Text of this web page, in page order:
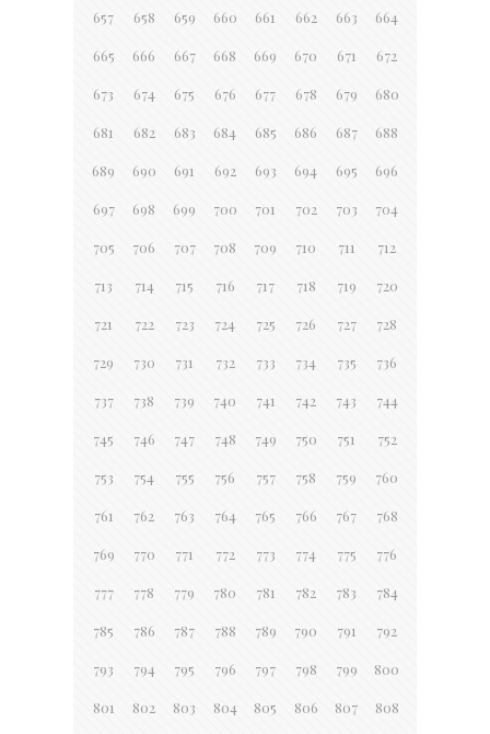
657 658 659 660 661 662 663 664
665 666 667 668 669 670 671 672
673 674 675 676 677 678 679 680
681 682 683 684 685 686 687 688
689 690 691 692 693 694 695 696
697 698 699 700 701 702 703 704
705 706 707 708 709 710 711 712
713 714 715 716 717 718 719 720
721 722 723 724 725 726 727 728
729 730 731 732 733 734 735 736
737 738 739 740 741 742 743 744
745 746 747 748 749 750 751 752
753 754 755 756 757 758 759 760
761 762 763 764 765 766 767 768
769 770 771 772 773 774 775 776
777 778 779 780 781 782 783 784
785 786 787 788 789 790 791 792
793 794 795 796 797 798 799 800
801 802 803 804 805 806 807 808